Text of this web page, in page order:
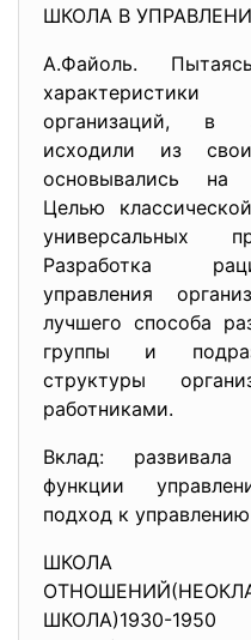
ШКОЛА В
А.Файоль.
организаций, в
исходили из
основывались на
Целью
универсальных
Разработка
управления
лучшего способа
группы и
структуры
работниками.
Вклад:
функции
подход к
ШКОЛА
ШКОЛА)1930-